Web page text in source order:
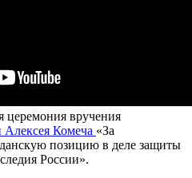
церемония вручения
Комеча «За
позицию в деле защиты
России».